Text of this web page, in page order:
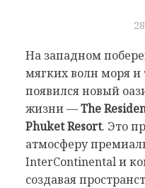
На западном
мягких волн моря и
появился новый
жизни —The
Phuket Resort. Это
атмосферу
InterContinental и
создавая